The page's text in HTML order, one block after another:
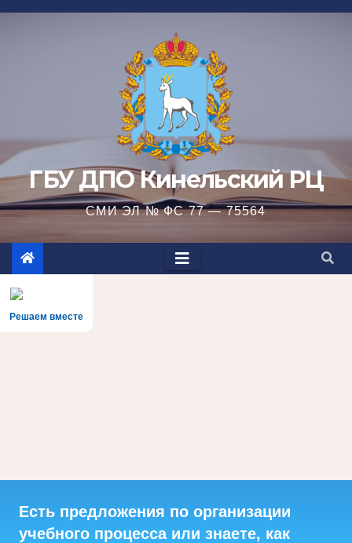
Перейти
ГБУ ДПО Кинельский РЦ
СМИ ЭЛ № ФС 77 — 75564
Решаем вместе
Есть предложения по организации
учебного процесса или знаете, как